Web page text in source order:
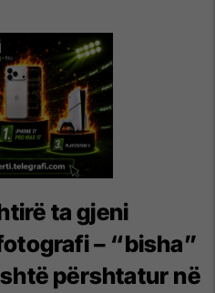
ta gjeni
– “bisha”
përshtatur në